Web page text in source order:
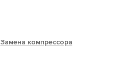
Замена компрессора